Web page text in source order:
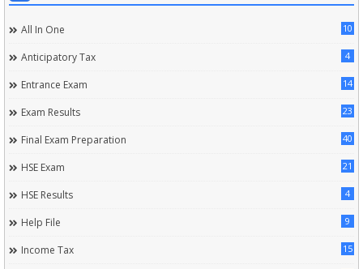
All In One 10
Anticipatory Tax 4
Entrance Exam 14
Exam Results 23
Final Exam Preparation 40
HSE Exam 21
HSE Results 4
Help File 9
Income Tax 15